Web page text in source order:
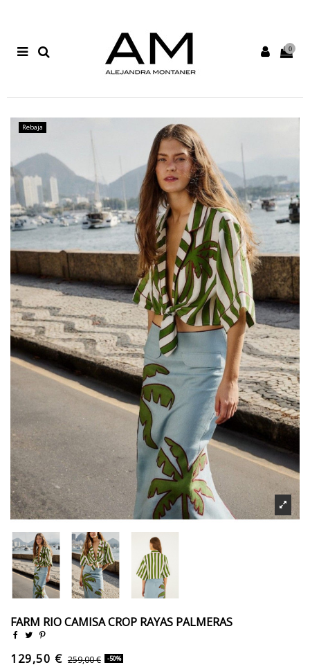
0
Rebaja
FARM RIO CAMISA CROP RAYAS PALMERAS
129,50 € 259,00 € -50%